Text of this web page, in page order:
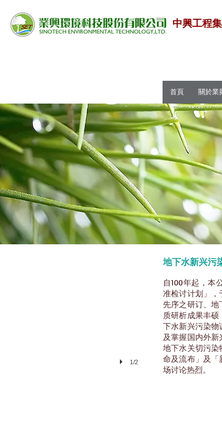
中興工程
首頁 關於業
倪副執行秘書炳雄致詞
1/2
地下水新兴污
自100年起，本
准检讨计划」
先序之研订、
质研析成果丰
下水新兴污染
及掌握国内外
地下水关切污
命及流布」及「
场讨论热烈。